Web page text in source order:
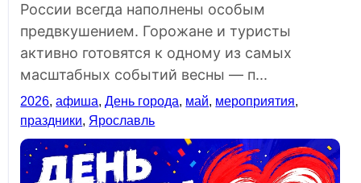
России всегда наполнены особым
предвкушением. Горожане и туристы
активно готовятся к одному из самых
масштабных событий весны — п...
2026,афиша,День города, май, мероприятия,
праздники, Ярославль